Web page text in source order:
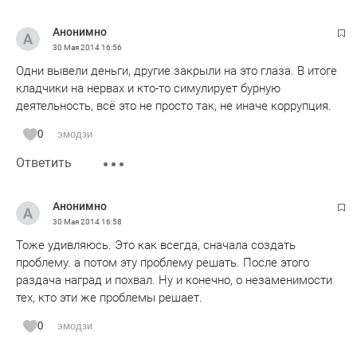
Анонимно
30 Мая 201416:56
Одни вывели деньги, другие закрыли на это глаза. В итоге
кладчики на нервах и кто-то симулирует бурную
деятельность, всё это не просто так, не иначе коррупция.
0 эмодзи
Ответить
Анонимно
30 Мая 201416:58
Тоже удивляюсь. Это как всегда, сначала создать
проблему. а потом эту проблему решать. После этого
раздача наград и похвал. Ну и конечно, о незаменимости
тех, кто эти же проблемы решает.
0 эмодзи